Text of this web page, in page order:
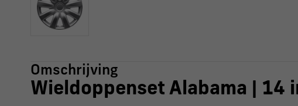
Omschrijving
Wieldoppenset Alabama | 14